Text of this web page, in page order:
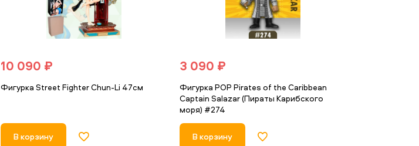
10 090 ₽
Фигурка Street Fighter Chun-Li 47см
В корзину
3 090 ₽
Фигурка POP Pirates of the Caribbean
Captain Salazar (Пираты Карибского
моря) #274
В корзину